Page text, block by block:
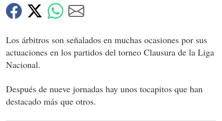
Los árbitros son señalados en muchas ocasiones por sus
actuaciones en los partidos del torneo Clausura de la Liga
Nacional.
Después de nueve jornadas hay unos tocapitos que han
destacado más que otros.